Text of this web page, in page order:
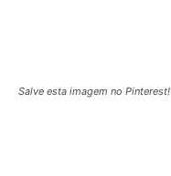
Salve esta imagem no Pinterest!